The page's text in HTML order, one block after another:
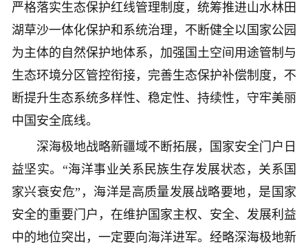
严格落实生态保护红线管理制度，统筹推进山水林田
湖草沙一体化保护和系统治理，不断健全以国家公园
为主体的自然保护地体系，加强国土空间用途管制与
生态环境分区管控衔接，完善生态保护补偿制度，不
断提升生态系统多样性、稳定性、持续性，守牢美丽
中国安全底线。
深海极地战略新疆域不断拓展，国家安全门户日
益坚实。“海洋事业关系民族生存发展状态，关系国
家兴衰安危”，海洋是高质量发展战略要地，是国家
安全的重要门户，在维护国家主权、安全、发展利益
中的地位突出，一定要向海洋进军。经略深海极地新